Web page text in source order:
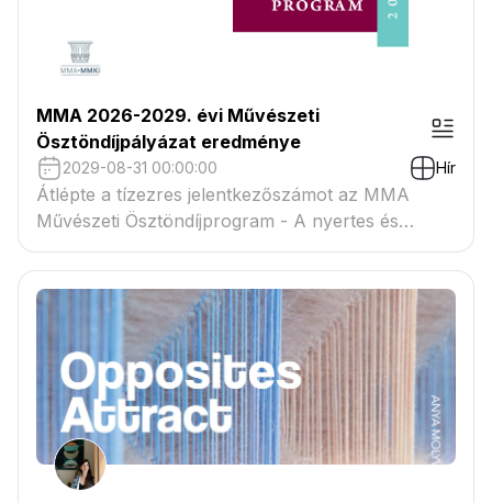
MMA 2026-2029. évi Művészeti
Ösztöndíjpályázat eredménye
2029-08-31 00:00:00 Hír
Átlépte a tízezres jelentkezőszámot az MMA
Művészeti Ösztöndíjprogram - A nyertes és
tartaléklistás pályázók névsora megtekinthető a
csatolmányban